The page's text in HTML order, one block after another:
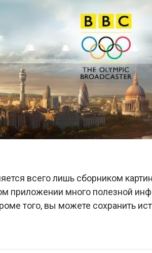
всего лишь сборником
приложении много полезной
того, вы можете сохранить